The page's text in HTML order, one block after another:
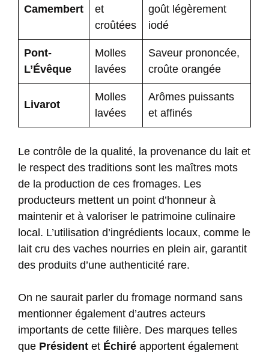
Camembert
et
croûtées
goût légèrement
iodé
Pont-
L’Évêque
Molles
lavées
Saveur prononcée,
croûte orangée
Livarot
Molles
lavées
Arômes puissants
et affinés
Le contrôle de la qualité, la provenance du lait et
le respect des traditions sont les maîtres mots
de la production de ces fromages. Les
producteurs mettent un point d’honneur à
maintenir et à valoriser le patrimoine culinaire
local. L’utilisation d’ingrédients locaux, comme le
lait cru des vaches nourries en plein air, garantit
des produits d’une authenticité rare.
On ne saurait parler du fromage normand sans
mentionner également d’autres acteurs
importants de cette filière. Des marques telles
que Président et Échiré apportent également